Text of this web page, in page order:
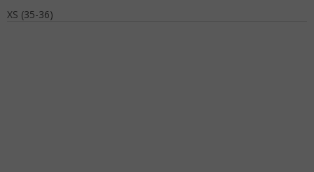
XS (35-36)